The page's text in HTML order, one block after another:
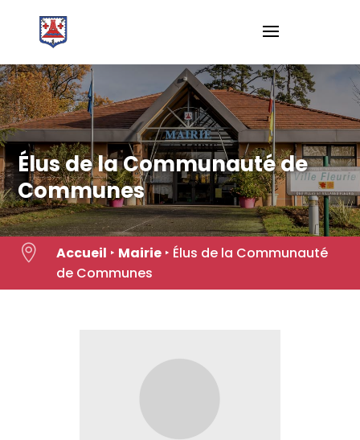
content
Élus de la Communauté de
Communes
 Accueil ‣ Mairie‣ Élus de la Communauté
de Communes